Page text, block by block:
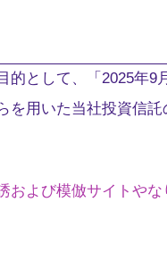
として、「2025年
用いた当社投資信
よび模倣サイトや